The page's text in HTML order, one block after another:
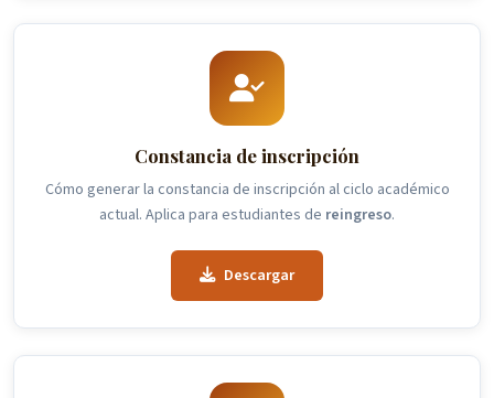
Constancia de inscripción
Cómo generar la constancia de inscripción al ciclo académico
actual. Aplica para estudiantes de reingreso.
Descargar